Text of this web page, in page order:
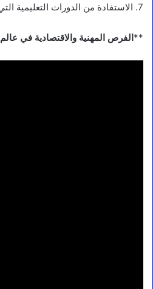
7. الاستفادة من الدورات التعليمية التي يوفرها التطبيق
**الفرص المهنية والاقتصادية في عالم Likee الاحترافي